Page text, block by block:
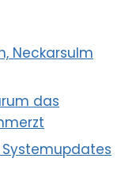
Neckarsulm
das
Systemupdates